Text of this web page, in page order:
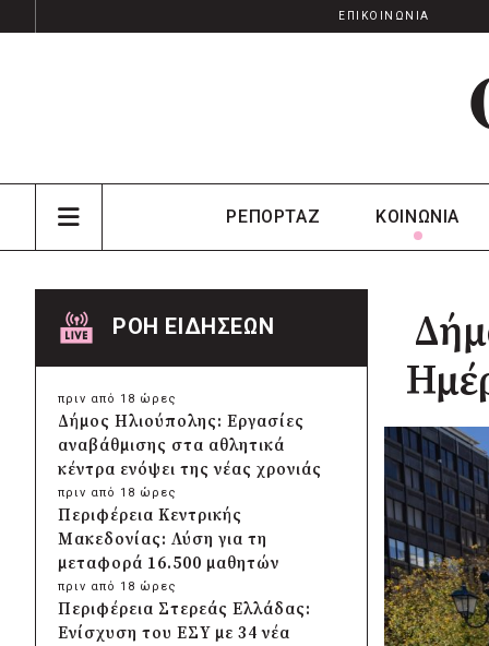
ΕΠΙΚΟΙΝΩΝΙΑ
ΡΕΠΟΡΤΑΖ ΚΟΙΝΩΝΙΑ
ΡΟΗ ΕΙΔΗΣΕΩΝ
πριν από 18 ώρες
Δήμος Ηλιούπολης: Εργασίες
αναβάθμισης στα αθλητικά
κέντρα ενόψει της νέας χρονιάς
πριν από 18 ώρες
Περιφέρεια Κεντρικής
Μακεδονίας: Λύση για τη
μεταφορά 16.500 μαθητών
πριν από 18 ώρες
Περιφέρεια Στερεάς Ελλάδας:
Ενίσχυση του ΕΣΥ με 34 νέα